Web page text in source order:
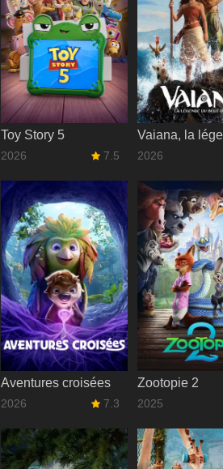
Toy Story 5
2026 7.5 2026
Aventures croisées
2026 7.3
Zootopie 2
2025